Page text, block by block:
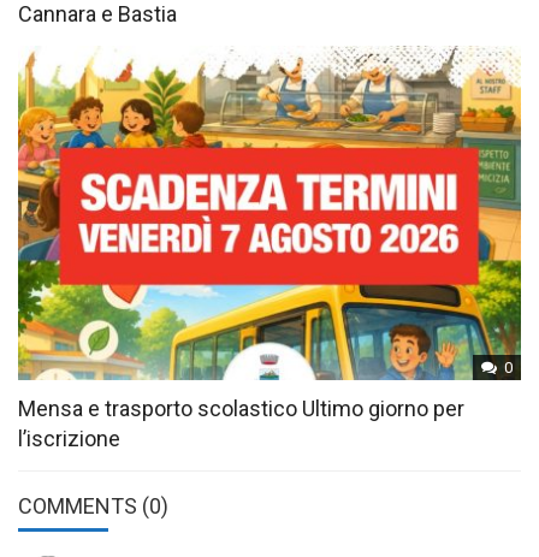
Cannara e Bastia
0
Mensa e trasporto scolastico Ultimo giorno per
l’iscrizione
COMMENTS (0)